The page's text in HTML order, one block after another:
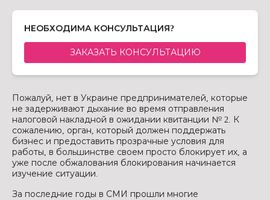
НЕОБХОДИМА КОНСУЛЬТАЦИЯ?
ЗАКАЗАТЬ КОНСУЛЬТАЦИЮ
Пожалуй, нет в Украине предпринимателей, которые
не задерживают дыхание во время отправления
налоговой накладной в ожидании квитанции № 2. К
сожалению, орган, который должен поддержать
бизнес и предоставить прозрачные условия для
работы, в большинстве своем просто блокирует их, а
уже после обжалования блокирования начинается
изучение ситуации.
За последние годы в СМИ прошли многие